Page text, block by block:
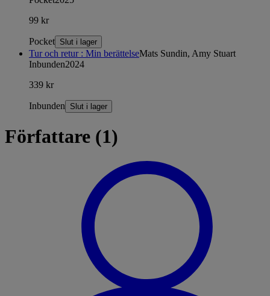
99 kr
Pocket Slut i lager
Tur och retur : Min berättelseMats Sundin, Amy Stuart
Inbunden2024
339 kr
Inbunden Slut i lager
Författare (1)